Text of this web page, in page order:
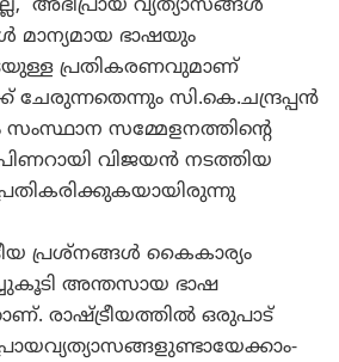
അഭിപ്രായ വ്യത്യാസങ്ങള്‍
മാന്യമായ ഭാഷയും
പ്രതികരണവുമാണ്
ചേരുന്നതെന്നും സി.കെ.ചന്ദ്രപ്പന്‍
സമ്മേളനത്തിന്റെ
വിജയന്‍ നടത്തിയ
പ്രശ്‌നങ്ങള്‍ കൈകാര്യം
അന്തസായ ഭാഷ
രാഷ്ട്രീയത്തില്‍ ഒരുപാട്